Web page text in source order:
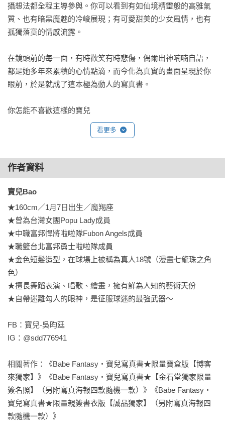
攝想法都全程主導參與。你可以看到有如仙境精靈般的高雅氣
質、也有暗黑魔魅的冷峻展現；有可愛甜美的少女風情，也有
孤獨落寞的情感流露。
在鏡頭前的每一面，有時歡笑有時悲傷，偶爾出神喃喃自語，
都是她多年來累積的心情點滴，而今化為真實的畫面呈現於你
眼前，於是就成了這本極為動人的寫真書。
你怎能不喜歡這樣的寶兒
看更多
作者資料
寶兒Bao
★160cm／1月7日出生／魔羯座
★曾為台灣女團Popu Lady成員
★中職富邦悍將啦啦隊Fubon Angels成員
★職籃台北富邦勇士啦啦隊成員
★金色短髮造型，在球場上被稱為真人18號（漫畫七龍珠之角
色）
★擅長舞蹈表演、唱歌、繪畫，擁有鮮為人知的藝術天份
★自帶迷離勾人的眼神，是征服球迷的最強武器～
FB：寶兒-吳昀廷
IG：@sdd776941
相關著作：《Babe Fantasy‧寶兒寫真書★限量寶盒版【博客
來獨家】》《Babe Fantasy‧寶兒寫真書★【金石堂獨家限量
簽名照】（另附寫真海報四款隨機一款）》《Babe Fantasy‧
寶兒寫真書★限量親簽書衣版【誠品獨家】（另附寫真海報四
款隨機一款）》